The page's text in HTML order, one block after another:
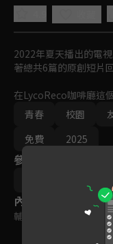
2022年夏天播出的電
著總共6篇的原創短片
在LycoReco咖啡廳這
請盡情享受非常日常的
青春
校園
免費
2025
參與演員
內容標籤
輔導十二歲級